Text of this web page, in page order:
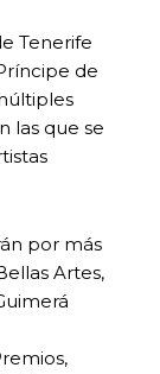
Tenerife
de
las que se
por más
Artes,